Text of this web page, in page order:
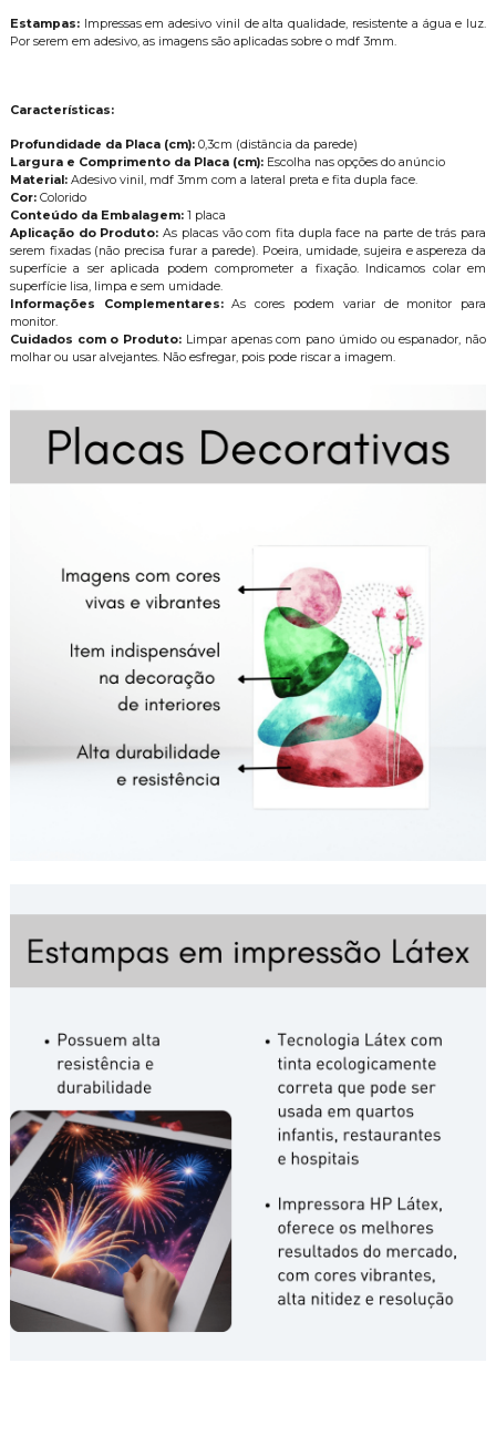
Estampas:Impressas em adesivo vinil de alta qualidade, resistente a água e luz.
Por serem em adesivo, as imagens são aplicadas sobre o mdf 3mm.
Características:
Profundidade da Placa (cm):0,3cm (distância da parede)
Largura e Comprimento da Placa (cm):Escolha nas opções do anúncio
Material: Adesivo vinil, mdf 3mm com a lateral preta e fita dupla face.
Cor:Colorido
Conteúdo da Embalagem:1 placa
Aplicação do Produto:As placas vão com fita dupla face na parte de trás para
serem fixadas (não precisa furar a parede). Poeira, umidade, sujeira e aspereza da
superfície a ser aplicada podem comprometer a fixação. Indicamos colar em
superfície lisa, limpa e sem umidade.
Informações Complementares:As cores podem variar de monitor para
monitor.
Cuidados com o Produto: Limpar apenas com pano úmido ou espanador, não
molhar ou usar alvejantes. Não esfregar, pois pode riscar a imagem.